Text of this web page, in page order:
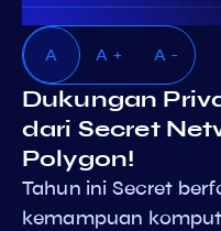
A A + A -
Dukungan
dari Secret
Polygon!
Tahun ini Secret
kemampuan